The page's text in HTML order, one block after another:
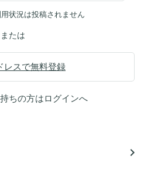
状況は投稿されません
または
レスで無料登録
ちの方はログインへ
navigate_next